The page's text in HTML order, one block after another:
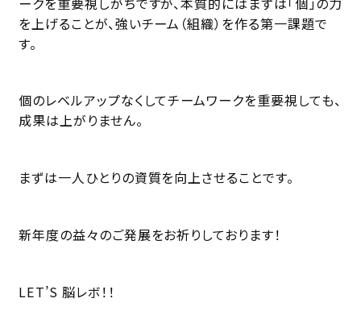
を上げることが、強いチーム（組織）を作る第一課題で
す。
個のレベルアップなくしてチームワークを重要視しても、
成果は上がりません。
まずは一人ひとりの資質を向上させることです。
新年度の益々のご発展をお祈りしております！
LET’S 脳レボ！！